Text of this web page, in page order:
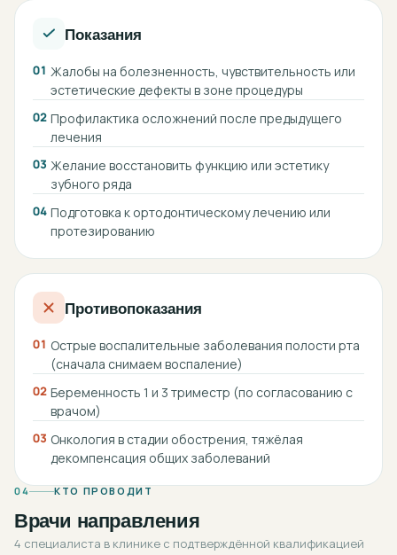
Показания
01 Жалобы на болезненность, чувствительность или
эстетические дефекты в зоне процедуры
02 Профилактика осложнений после предыдущего
лечения
03 Желание восстановить функцию или эстетику
зубного ряда
04 Подготовка к ортодонтическому лечению или
протезированию
Противопоказания
01 Острые воспалительные заболевания полости рта
(сначала снимаем воспаление)
02 Беременность 1 и 3 триместр (по согласованию с
врачом)
03 Онкология в стадии обострения, тяжёлая
декомпенсация общих заболеваний
04 КТО ПРОВОДИТ
Врачи направления
4 специалиста в клинике с подтверждённой квалификацией